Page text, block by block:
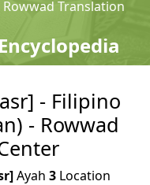
Translation
- Filipino
- Rowwad
Ayah 3 Location